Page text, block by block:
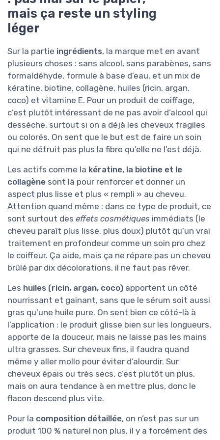
mais ça reste un styling
léger
Sur la partie ingrédients, la marque met en avant
plusieurs choses : sans alcool, sans parabènes, sans
formaldéhyde, formule à base d’eau, et un mix de
kératine, biotine, collagène, huiles (ricin, argan,
coco) et vitamine E. Pour un produit de coiffage,
c’est plutôt intéressant de ne pas avoir d’alcool qui
dessèche, surtout si on a déjà les cheveux fragiles
ou colorés. On sent que le but est de faire un soin
qui ne détruit pas plus la fibre qu’elle ne l’est déjà.
Les actifs comme la kératine, la biotine et le
collagène sont là pour renforcer et donner un
aspect plus lisse et plus « rempli » au cheveu.
Attention quand même : dans ce type de produit, ce
sont surtout des effets cosmétiques immédiats (le
cheveu paraît plus lisse, plus doux) plutôt qu’un vrai
traitement en profondeur comme un soin pro chez
le coiffeur. Ça aide, mais ça ne répare pas un cheveu
brûlé par dix décolorations, il ne faut pas rêver.
Les huiles (ricin, argan, coco) apportent un côté
nourrissant et gainant, sans que le sérum soit aussi
gras qu’une huile pure. On sent bien ce côté-là à
l’application : le produit glisse bien sur les longueurs,
apporte de la douceur, mais ne laisse pas les mains
ultra grasses. Sur cheveux fins, il faudra quand
même y aller mollo pour éviter d’alourdir. Sur
cheveux épais ou très secs, c’est plutôt un plus,
mais on aura tendance à en mettre plus, donc le
flacon descend plus vite.
Pour la composition détaillée, on n’est pas sur un
produit 100 % naturel non plus, il y a forcément des